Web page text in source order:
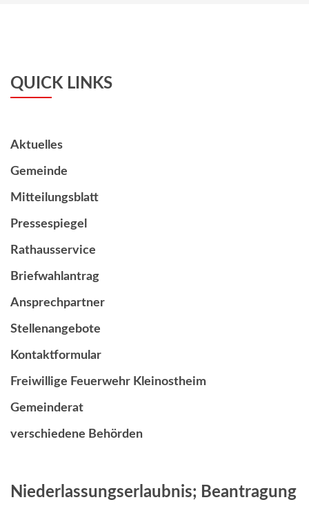
QUICK LINKS
Aktuelles
Gemeinde
Mitteilungsblatt
Pressespiegel
Rathausservice
Briefwahlantrag
Ansprechpartner
Stellenangebote
Kontaktformular
Freiwillige Feuerwehr Kleinostheim
Gemeinderat
verschiedene Behörden
Niederlassungserlaubnis; Beantragung